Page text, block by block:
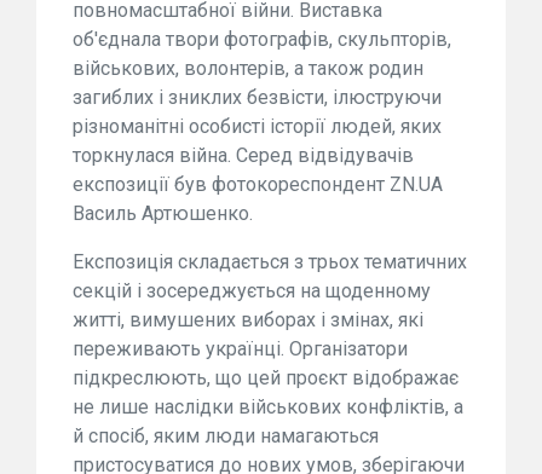
повномасштабної війни. Виставка
об'єднала твори фотографів, скульпторів,
військових, волонтерів, а також родин
загиблих і зниклих безвісти, ілюструючи
різноманітні особисті історії людей, яких
торкнулася війна. Серед відвідувачів
експозиції був фотокореспондент ZN.UA
Василь Артюшенко.
Експозиція складається з трьох тематичних
секцій і зосереджується на щоденному
житті, вимушених виборах і змінах, які
переживають українці. Організатори
підкреслюють, що цей проєкт відображає
не лише наслідки військових конфліктів, а
й спосіб, яким люди намагаються
пристосуватися до нових умов, зберігаючи